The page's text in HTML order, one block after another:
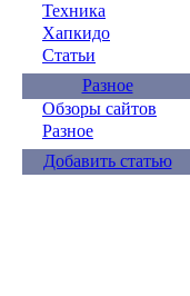
Техника
Хапкидо
Статьи
Разное
Обзоры сайтов
Разное
Добавить статью